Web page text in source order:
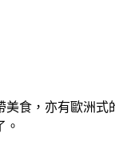
，亦有歐洲式
。